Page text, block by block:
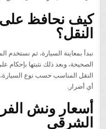
كيف نحافظ على
النقل؟
نبدأ بمعاينة السيارة، ثم نستخدم
الصحيحة، وبعد ذلك نثبتها
النقل المناسب حسب نوع
أي أضرار.
أسعار ونش
الشرقي